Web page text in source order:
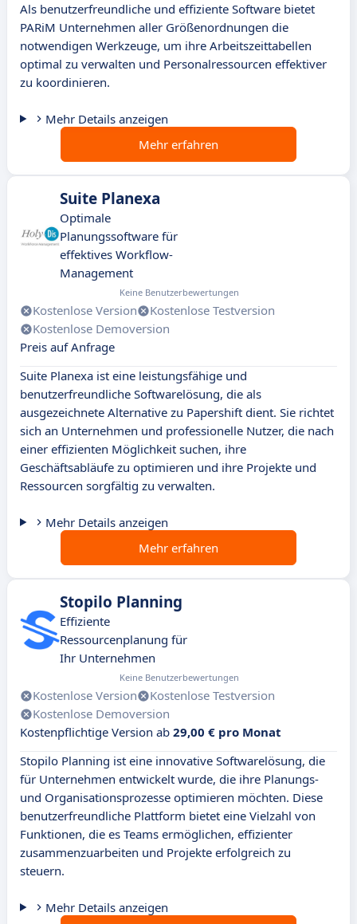
Als benutzerfreundliche und effiziente Software bietet
PARiM Unternehmen aller Größenordnungen die
notwendigen Werkzeuge, um ihre Arbeitszeittabellen
optimal zu verwalten und Personalressourcen effektiver
zu koordinieren.
Mehr Details anzeigen
Mehr erfahren
Suite Planexa
Optimale
Planungssoftware für
effektives Workflow-
Management
Keine Benutzerbewertungen
Kostenlose Version
Kostenlose Testversion
Kostenlose Demoversion
Preis auf Anfrage
Suite Planexa ist eine leistungsfähige und
benutzerfreundliche Softwarelösung, die als
ausgezeichnete Alternative zu Papershift dient. Sie richtet
sich an Unternehmen und professionelle Nutzer, die nach
einer effizienten Möglichkeit suchen, ihre
Geschäftsabläufe zu optimieren und ihre Projekte und
Ressourcen sorgfältig zu verwalten.
Mehr Details anzeigen
Mehr erfahren
Stopilo Planning
Effiziente
Ressourcenplanung für
Ihr Unternehmen
Keine Benutzerbewertungen
Kostenlose Version
Kostenlose Testversion
Kostenlose Demoversion
Kostenpflichtige Version ab 29,00 € pro Monat
Stopilo Planning ist eine innovative Softwarelösung, die
für Unternehmen entwickelt wurde, die ihre Planungs-
und Organisationsprozesse optimieren möchten. Diese
benutzerfreundliche Plattform bietet eine Vielzahl von
Funktionen, die es Teams ermöglichen, effizienter
zusammenzuarbeiten und Projekte erfolgreich zu
steuern.
Mehr Details anzeigen